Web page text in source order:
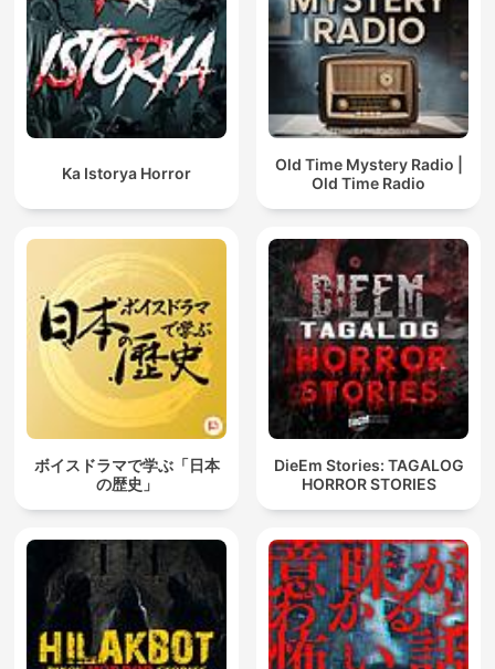
Ka Istorya Horror
Old Time Mystery Radio |
Old Time Radio
ボイスドラマで学ぶ「日本
の歴史」
DieEm Stories: TAGALOG
HORROR STORIES